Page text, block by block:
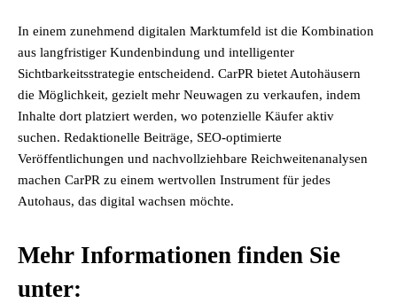
In einem zunehmend digitalen Marktumfeld ist die Kombination
aus langfristiger Kundenbindung und intelligenter
Sichtbarkeitsstrategie entscheidend. CarPR bietet Autohäusern
die Möglichkeit, gezielt mehr Neuwagen zu verkaufen, indem
Inhalte dort platziert werden, wo potenzielle Käufer aktiv
suchen. Redaktionelle Beiträge, SEO-optimierte
Veröffentlichungen und nachvollziehbare Reichweitenanalysen
machen CarPR zu einem wertvollen Instrument für jedes
Autohaus, das digital wachsen möchte.
Mehr Informationen finden Sie
unter: